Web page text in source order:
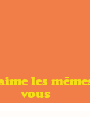
les
vous